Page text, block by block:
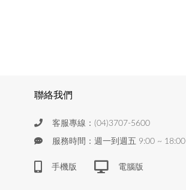
聯絡我們
客服專線：(04)3707-5600
服務時間：週一到週五 9:00 ~ 18:00
手機版 電腦版